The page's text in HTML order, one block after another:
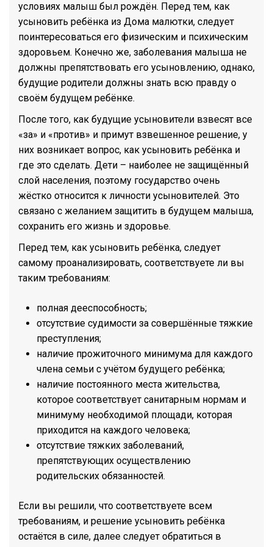
условиях малыш был рождён. Перед тем, как
усыновить ребёнка из Дома малютки, следует
поинтересоваться его физическим и психическим
здоровьем. Конечно же, заболевания малыша не
должны препятствовать его усыновлению, однако,
будущие родители должны знать всю правду о
своём будущем ребёнке.
После того, как будущие усыновители взвесят все
«за» и «против» и примут взвешенное решение, у
них возникает вопрос, как усыновить ребёнка и
где это сделать. Дети – наиболее не защищённый
слой населения, поэтому государство очень
жёстко относится к личности усыновителей. Это
связано с желанием защитить в будущем малыша,
сохранить его жизнь и здоровье.
Перед тем, как усыновить ребёнка, следует
самому проанализировать, соответствуете ли вы
таким требованиям:
полная дееспособность;
отсутствие судимости за совершённые тяжкие
преступления;
наличие прожиточного минимума для каждого
члена семьи с учётом будущего ребёнка;
наличие постоянного места жительства,
которое соответствует санитарным нормам и
минимуму необходимой площади, которая
приходится на каждого человека;
отсутствие тяжких заболеваний,
препятствующих осуществлению
родительских обязанностей.
Если вы решили, что соответствуете всем
требованиям, и решение усыновить ребёнка
остаётся в силе, далее следует обратиться в